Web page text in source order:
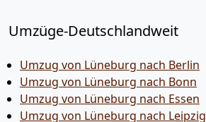
Umzüge-Deutschlandweit
Umzug von Lüneburg nach Berlin
Umzug von Lüneburg nach Bonn
Umzug von Lüneburg nach Essen
Umzug von Lüneburg nach Leipzig